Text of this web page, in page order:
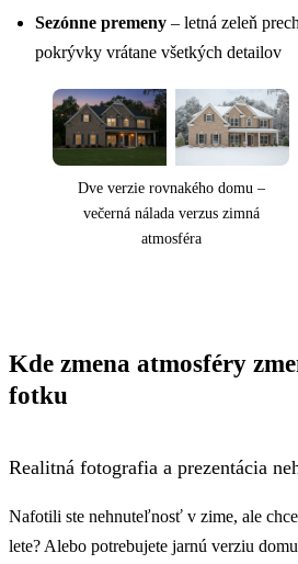
Sezónne premeny – letná zeleň
pokrývky vrátane všetkých detailov
Dve verzie rovnakého domu –
večerná nálada verzus zimná
atmosféra
Kde zmena atmosféry
fotku
Realitná fotografia a prezentácia
Nafotili ste nehnuteľnosť v zime, ale
lete? Alebo potrebujete jarnú verziu